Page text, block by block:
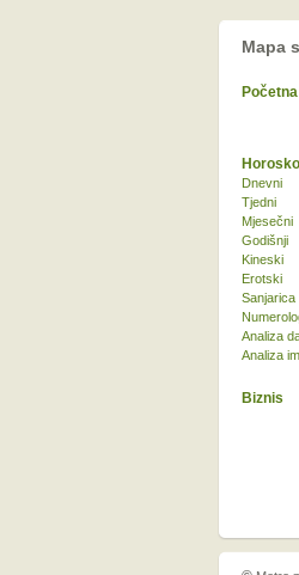
Mapa
Početna
Biznis
Dnevni
Tjedni
Mjesečni
Godišnji
Kineski
Erotski
Sanjarica
Analiza
Analiza